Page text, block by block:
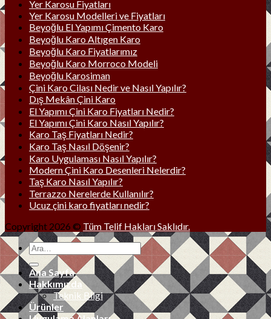
Yer Karosu Fiyatları
Yer Karosu Modelleri ve Fiyatları
Beyoğlu El Yapımı Çimento Karo
Beyoğlu Karo Altıgen Karo
Beyoğlu Karo Fiyatlarımız
Beyoğlu Karo Morroco Modeli
Beyoğlu Karosiman
Çini Karo Cilası Nedir ve Nasıl Yapılır?
Dış Mekân Çini Karo
El Yapımı Çini Karo Fiyatları Nedir?
El Yapımı Çini Karo Nasıl Yapılır?
Karo Taş Fiyatları Nedir?
Karo Taş Nasıl Döşenir?
Karo Uygulaması Nasıl Yapılır?
Modern Çini Karo Desenleri Nelerdir?
Taş Karo Nasıl Yapılır?
Terrazzo Nerelerde Kullanılır?
Ucuz çini karo fiyatları nedir?
Copyright 2026 © Tüm Telif Hakları Saklıdır.
Ana Sayfa
Hakkımızda
Teknik Bilgi
Ürünler